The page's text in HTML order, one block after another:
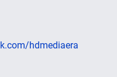
hdmediaera